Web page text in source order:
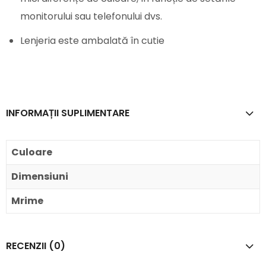
monitorului sau telefonului dvs.
Lenjeria este ambalată în cutie
INFORMAȚII SUPLIMENTARE
Culoare
Dimensiuni
Mrime
RECENZII (0)